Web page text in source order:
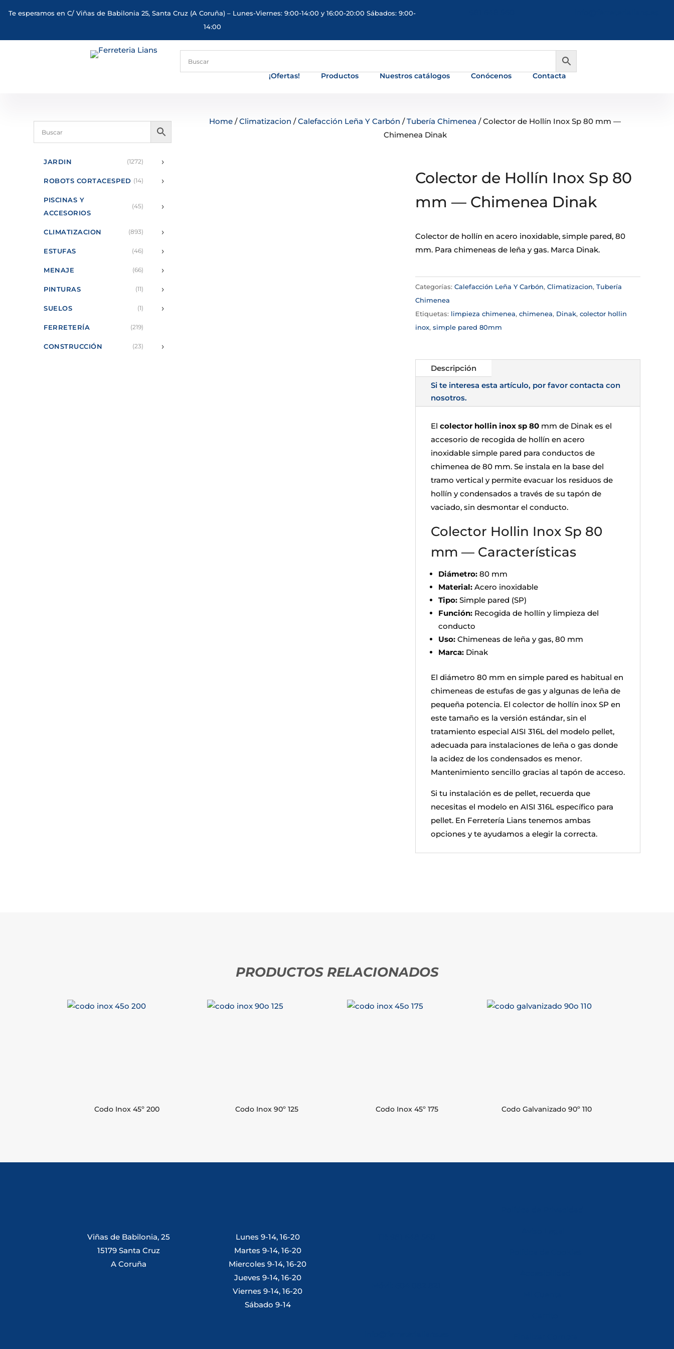
Te esperamos en C/ Viñas de Babilonia 25, Santa Cruz (A Coruña) – Lunes-Viernes: 9:00-14:00 y 16:00-20:00 Sábados: 9:00-
14:00
¡Ofertas! Productos Nuestros catálogos Conócenos Contacta
JARDIN (1272) ›
ROBOTS CORTACESPED (14) ›
PISCINAS Y
ACCESORIOS
(45) ›
CLIMATIZACION (893) ›
ESTUFAS (46) ›
MENAJE (66) ›
PINTURAS (11) ›
SUELOS (1) ›
FERRETERÍA (219)
CONSTRUCCIÓN (23) ›
Home /Climatizacion /Calefacción Leña Y Carbón /Tubería Chimenea / Colector de Hollín Inox Sp 80 mm —
Chimenea Dinak
Colector de Hollín Inox Sp 80
mm — Chimenea Dinak
Colector de hollín en acero inoxidable, simple pared, 80
mm. Para chimeneas de leña y gas. Marca Dinak.
Categorías: Calefacción Leña Y Carbón, Climatizacion, Tubería
Chimenea
Etiquetas: limpieza chimenea, chimenea, Dinak, colector hollin
inox, simple pared 80mm
Descripción
Si te interesa esta artículo, por favor contacta con
nosotros.
El colector hollin inox sp 80mm de Dinak es el
accesorio de recogida de hollín en acero
inoxidable simple pared para conductos de
chimenea de 80 mm. Se instala en la base del
tramo vertical y permite evacuar los residuos de
hollín y condensados a través de su tapón de
vaciado, sin desmontar el conducto.
Colector Hollin Inox Sp 80
mm — Características
Diámetro:80 mm
Material:Acero inoxidable
Tipo:Simple pared (SP)
Función:Recogida de hollín y limpieza del
conducto
Uso:Chimeneas de leña y gas, 80 mm
Marca:Dinak
El diámetro 80 mm en simple pared es habitual en
chimeneas de estufas de gas y algunas de leña de
pequeña potencia. El colector de hollín inox SP en
este tamaño es la versión estándar, sin el
tratamiento especial AISI 316L del modelo pellet,
adecuada para instalaciones de leña o gas donde
la acidez de los condensados es menor.
Mantenimiento sencillo gracias al tapón de acceso.
Si tu instalación es de pellet, recuerda que
necesitas el modelo en AISI 316L específico para
pellet. En Ferretería Lians tenemos ambas
opciones y te ayudamos a elegir la correcta.
PRODUCTOS RELACIONADOS
Codo Inox 45º 200 Codo Inox 90º 125 Codo Inox 45º 175 Codo Galvanizado 90º 110
Viñas de Babilonia, 25
15179 Santa Cruz
A Coruña
Lunes 9-14, 16-20
Martes 9-14, 16-20
Miercoles 9-14, 16-20
Jueves 9-14, 16-20
Viernes 9-14, 16-20
Sábado 9-14